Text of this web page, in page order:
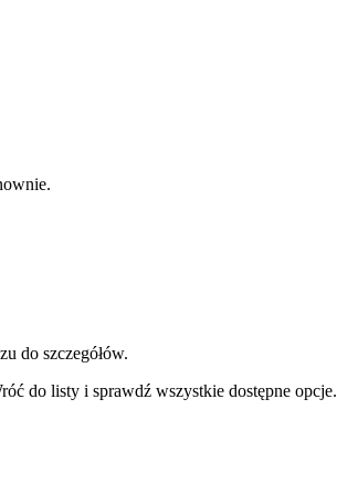
do szczegółów.
do listy i sprawdź wszystkie dostępne opcje.